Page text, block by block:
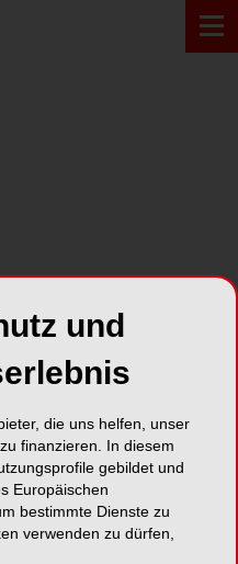
und
die uns helfen, unser
finanzieren. In diesem
gebildet und
Europäischen
bestimmte Dienste zu
verwenden zu dürfen,